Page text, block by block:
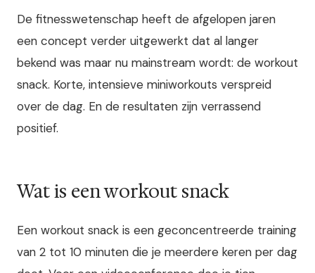
De fitnesswetenschap heeft de afgelopen jaren
een concept verder uitgewerkt dat al langer
bekend was maar nu mainstream wordt: de workout
snack. Korte, intensieve miniworkouts verspreid
over de dag. En de resultaten zijn verrassend
positief.
Wat is een workout snack
Een workout snack is een geconcentreerde training
van 2 tot 10 minuten die je meerdere keren per dag